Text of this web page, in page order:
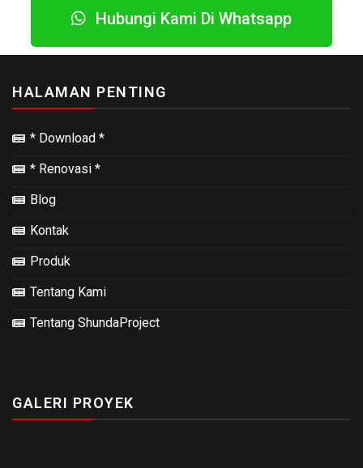
Hubungi Kami Di Whatsapp
HALAMAN PENTING
* Download *
* Renovasi *
Blog
Kontak
Produk
Tentang Kami
Tentang ShundaProject
GALERI PROYEK